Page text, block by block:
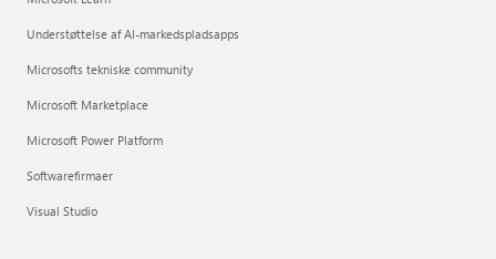
Understøttelse af AI-markedspladsapps
Microsofts tekniske community
Microsoft Marketplace
Microsoft Power Platform
Softwarefirmaer
Visual Studio